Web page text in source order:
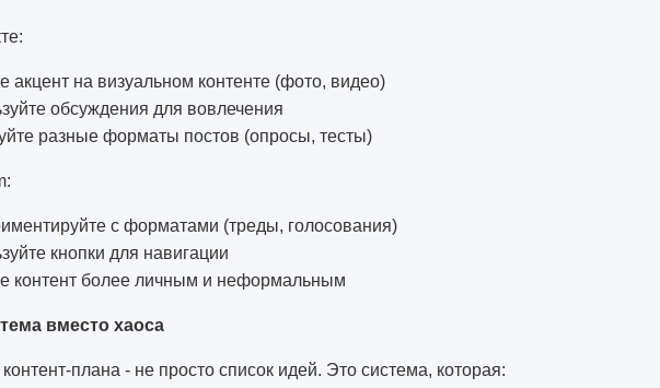
акцент на визуальном контенте (фото, видео)
обсуждения для вовлечения
разные форматы постов (опросы, тесты)
с форматами (треды, голосования)
кнопки для навигации
контент более личным и неформальным
вместо хаоса
плана - не просто список идей. Это система, которая: